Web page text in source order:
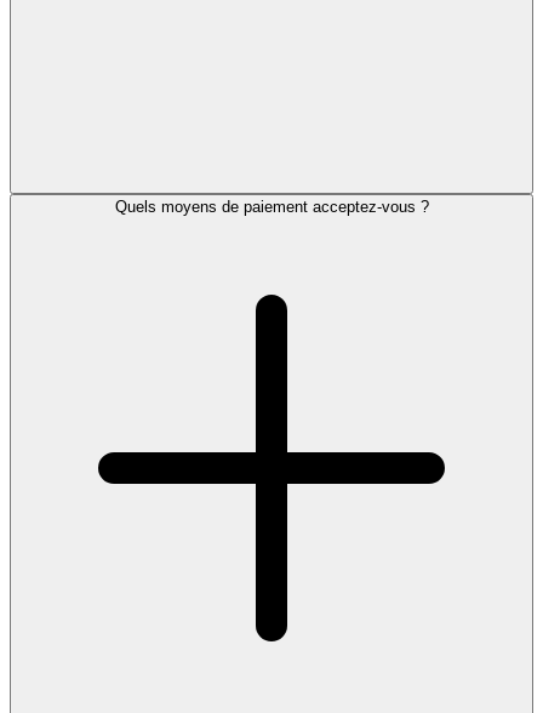
Quels moyens de paiement acceptez-vous ?